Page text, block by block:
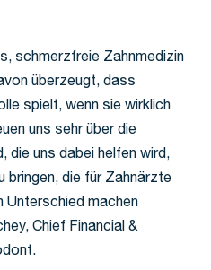
schmerzfreie Zahnmedizin
überzeugt, dass
spielt, wenn sie wirklich
uns sehr über die
die uns dabei helfen wird,
bringen, die für Zahnärzte
Unterschied machen
Chief Financial &